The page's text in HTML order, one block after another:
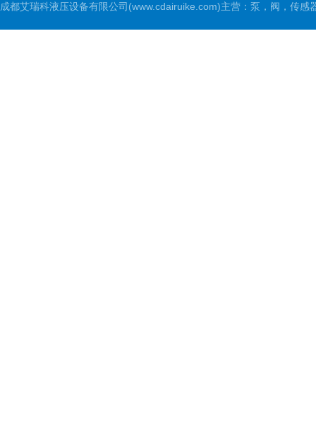
成都艾瑞科液压设备有限公司(www.cdairuike.com)主营：泵，阀，传